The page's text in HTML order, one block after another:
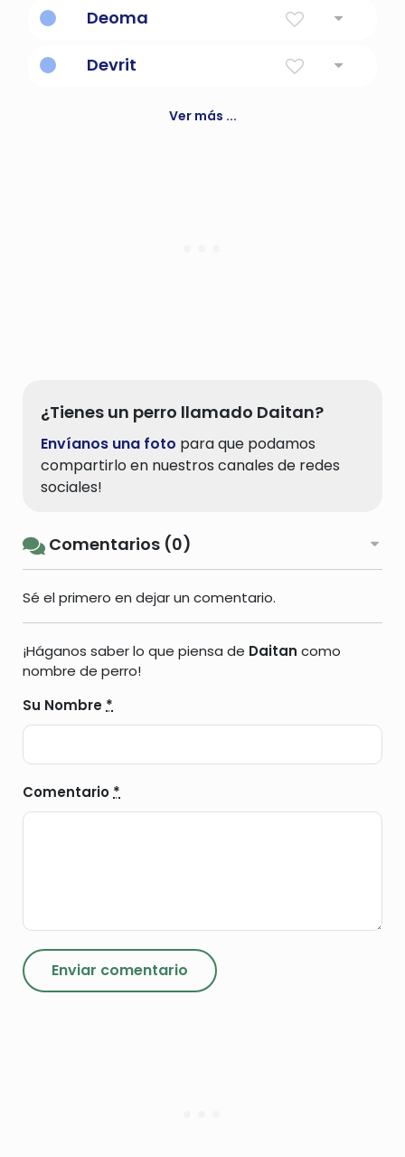
Deoma
Devrit
Ver más ...
¿Tienes un perro llamado Daitan?
Envíanos una foto para que podamos
compartirlo en nuestros canales de redes
sociales!
Comentarios (0)
Sé el primero en dejar un comentario.
¡Háganos saber lo que piensa de Daitan como
nombre de perro!
Su Nombre *
Comentario *